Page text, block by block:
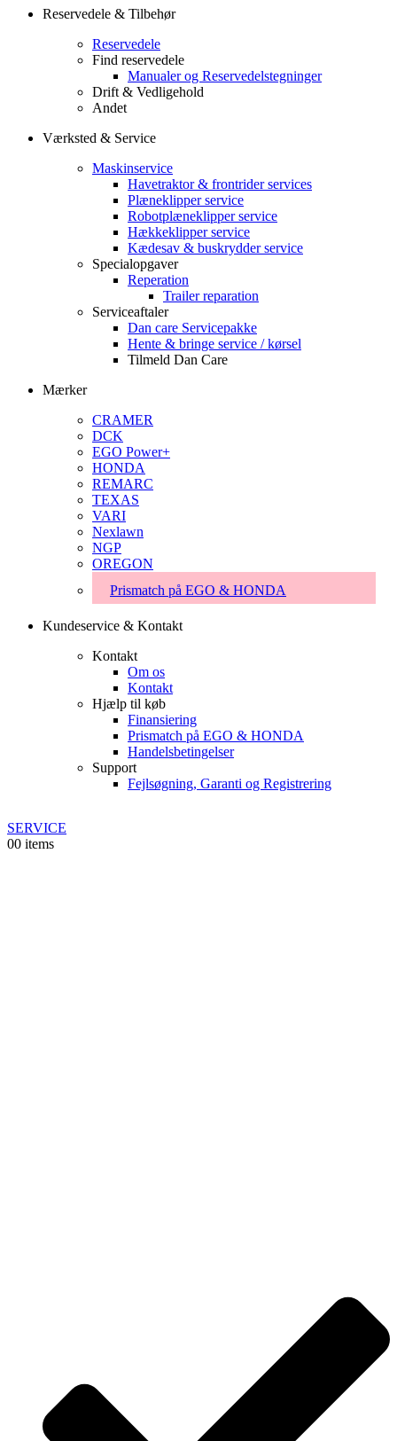
Reservedele & Tilbehør
Reservedele
Find reservedele
Manualer og Reservedelstegninger
Drift & Vedligehold
Andet
Værksted & Service
Maskinservice
Havetraktor & frontrider services
Plæneklipper service
Robotplæneklipper service
Hækkeklipper service
Kædesav & buskrydder service
Specialopgaver
Reperation
Trailer reparation
Serviceaftaler
Dan care Servicepakke
Hente & bringe service / kørsel
Tilmeld Dan Care
Mærker
CRAMER
DCK
EGO Power+
HONDA
REMARC
TEXAS
VARI
Nexlawn
NGP
OREGON
Prismatch på EGO & HONDA
Kundeservice & Kontakt
Kontakt
Om os
Kontakt
Hjælp til køb
Finansiering
Prismatch på EGO & HONDA
Handelsbetingelser
Support
Fejlsøgning, Garanti og Registrering
SERVICE
00 items